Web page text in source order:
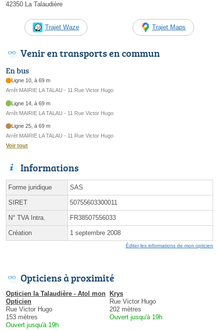
42350 La Talaudière
Trajet Waze Trajet Maps
Venir en transports en commun
En bus
Ligne 10, à 69 m
Arrêt MAIRIE LA TALAU - 11 Rue Victor Hugo
Ligne 14, à 69 m
Arrêt MAIRIE LA TALAU - 11 Rue Victor Hugo
Ligne 25, à 69 m
Arrêt MAIRIE LA TALAU - 11 Rue Victor Hugo
Voir tout
Informations
Forme juridique SAS
SIRET 50755603300011
N° TVA Intra. FR38507556033
Création 1 septembre 2008
Éditer les informations de mon opticien
Opticiens à proximité
Opticien la Talaudière - Atol mon
Opticien
Rue Victor Hugo
153 mètres
Ouvert jusqu'à 19h
Krys
Rue Victor Hugo
202 mètres
Ouvert jusqu'à 19h